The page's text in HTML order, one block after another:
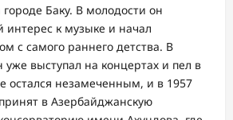
Баку. В молодости он
интерес к музыке и начал
с самого раннего детства. В
уже выступал на концертах и пел в
остался незамеченным, и в 1957
в Азербайджанскую